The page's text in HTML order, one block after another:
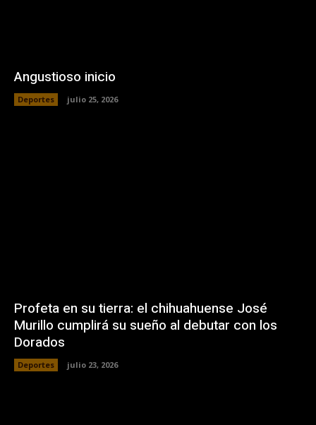
Angustioso inicio
Deportes julio 25, 2026
Profeta en su tierra: el chihuahuense José
Murillo cumplirá su sueño al debutar con los
Dorados
Deportes julio 23, 2026